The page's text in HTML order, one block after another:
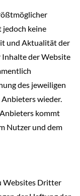
keine
und Aktualität der
der Website
des jeweiligen
wieder.
kommt
Nutzer und dem
Websites Dritter